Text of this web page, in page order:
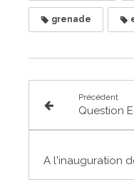
grenade
Précédent